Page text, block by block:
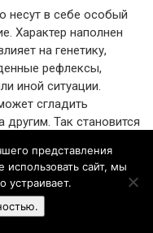
несут в себе особый
Характер наполнен
на генетику,
рефлексы,
иной ситуации.
сгладить
другим. Так становится
представления
сайт, мы
устраивает.